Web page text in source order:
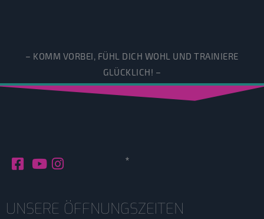
– KOMM VORBEI, FÜHL DICH WOHL UND TRAINIERE
GLÜCKLICH! –
*
UNSERE ÖFFNUNGSZEITEN